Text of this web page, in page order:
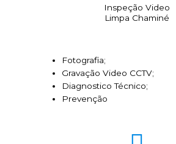
Inspeção Video
Limpa Chaminé
Fotografia;
Gravação Video CCTV;
Diagnostico Técnico;
Prevenção